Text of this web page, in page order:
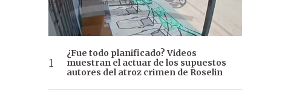
¿Fue todo planificado? Videos
muestran el actuar de los supuestos
autores del atroz crimen de Roselin